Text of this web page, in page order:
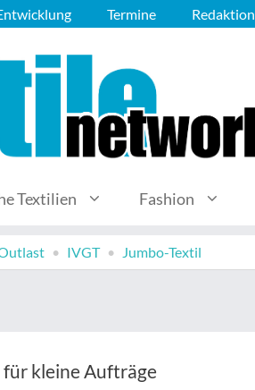
Termine Redaktion
Textilien Fashion
IVGT Jumbo-Textil
kleine Aufträge